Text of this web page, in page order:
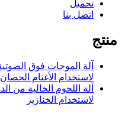
تحميل
اتصل بنا
منتج
آلة الموجات فوق
لاستخدام الأغنام
آلة اللحوم الخالية من
لاستخدام الخنازير